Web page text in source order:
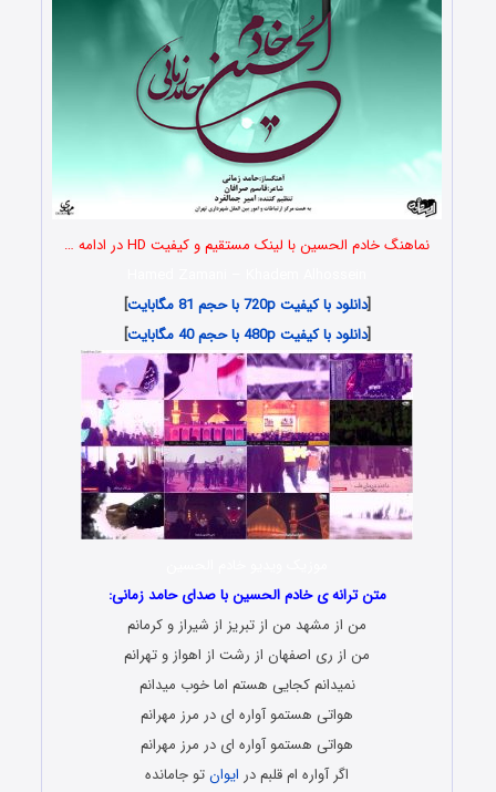
نماهنگ خادم الحسین با لینک مستقیم و کیفیت HD در ادامه …
[دانلود با کیفیت 720p با حجم 81 مگابایت
]
[دانلود با کیفیت 480p با حجم 40 مگابایت ]
متن ترانه ی خادم الحسین با صدای حامد زمانی:
من از مشهد من از تبریز از شیراز و کرمانم
من از ری اصفهان از رشت از اهواز و تهرانم
نمیدانم کجایی هستم اما خوب میدانم
هواتی هستمو آواره ای در مرز مهرانم
هواتی هستمو آواره ای در مرز مهرانم
اگر آواره ام قلبم در ایوانتو جامانده